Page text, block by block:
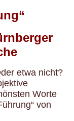
etwa nicht?
Worte
von